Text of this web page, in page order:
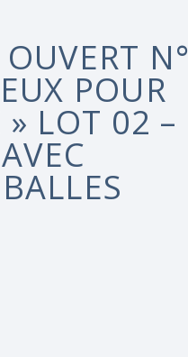
N°
POUR
» LOT 02 –